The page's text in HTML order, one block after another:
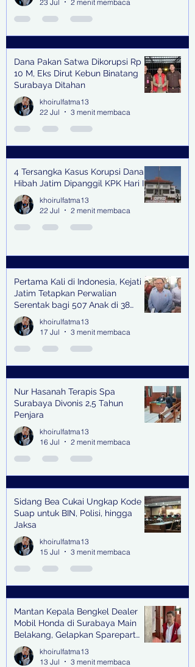
23 Jul 2 menit membaca
Dana Pakan Satwa Dikorupsi Rp
10 M, Eks Dirut Kebun Binatang
Surabaya Ditahan
khoirulfatma13
22 Jul
3 menit membaca
4 Tersangka Kasus Korupsi Dana
Hibah Jatim Dipanggil KPK Hari Ini
khoirulfatma13
22 Jul
2 menit membaca
Pertama Kali di Indonesia, Kejati
Jatim Tetapkan Perwalian
Serentak bagi 507 Anak di 38
Kabupaten & Kota
khoirulfatma13
17 Jul
3 menit membaca
Nur Hasanah Terapis Spa
Surabaya Divonis 2,5 Tahun
Penjara
khoirulfatma13
16 Jul
2 menit membaca
Sidang Bea Cukai Ungkap Kode
Suap untuk BIN, Polisi, hingga
Jaksa
khoirulfatma13
15 Jul
3 menit membaca
Mantan Kepala Bengkel Dealer
Mobil Honda di Surabaya Main
Belakang, Gelapkan Sparepart
Senilai Rp 1,9 Miliar
khoirulfatma13
13 Jul
3 menit membaca